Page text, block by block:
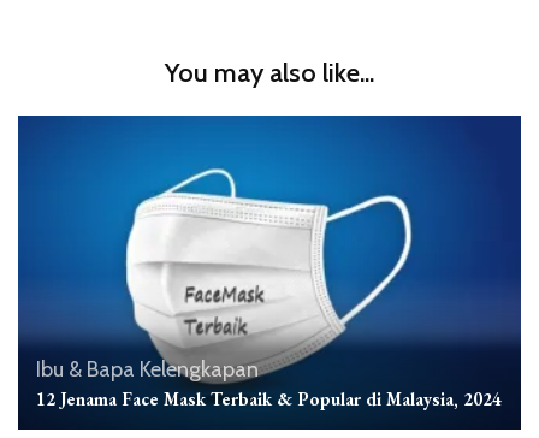
You may also like...
Ibu & Bapa Kelengkapan
12 Jenama Face Mask Terbaik & Popular di Malaysia, 2024